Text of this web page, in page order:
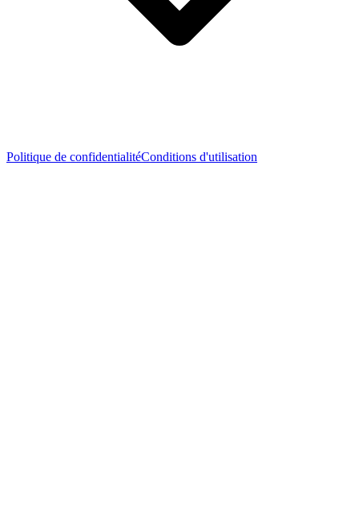
Politique de confidentialitéConditions d'utilisation